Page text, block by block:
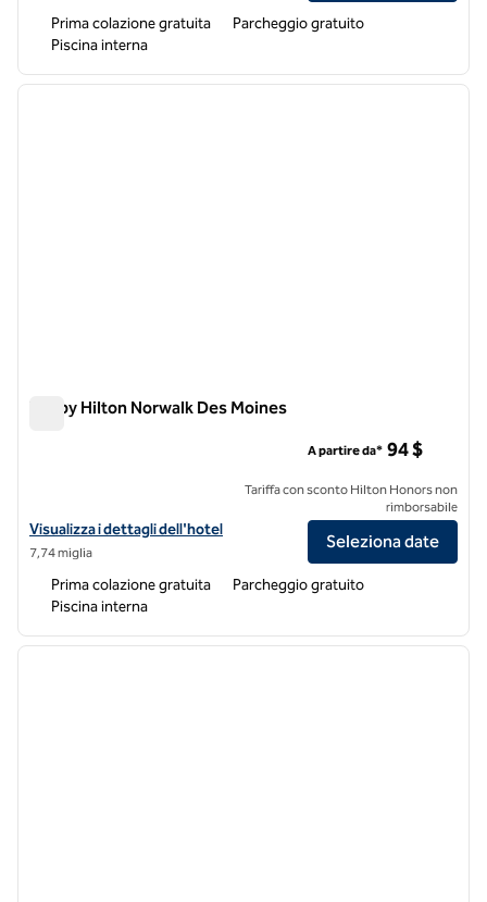
Prima colazione gratuita
Parcheggio gratuito
Piscina interna
1 di 12
Tru by Hilton Norwalk Des Moines
Visualizza i dettagli dell'hotel Tru by Hilton Norwalk Des Moines
Visualizza i dettagli dell'hotel
7,74 miglia
A partire da* 94 $
Tariffa con sconto Hilton Honors non
rimborsabile
Seleziona date
Prima colazione gratuita
Parcheggio gratuito
Piscina interna
1 di 12